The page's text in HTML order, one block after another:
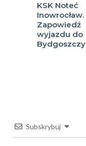
KSK Noteć
Inowrocław.
Zapowiedź
wyjazdu do
Bydgoszczy
Subskrybuj